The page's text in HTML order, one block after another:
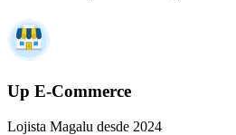
Up E-Commerce
Lojista Magalu desde 2024